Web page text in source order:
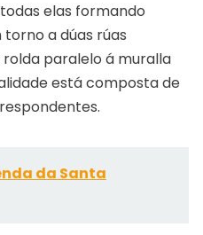
elas formando
a dúas rúas
paralelo á muralla
está composta de
da Santa